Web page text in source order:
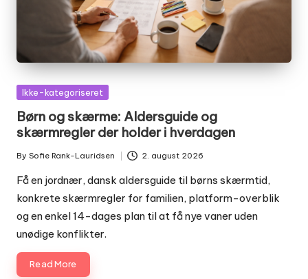
Posted
Ikke-kategoriseret
Børn og skærme: Aldersguide og
skærmregler der holder i hverdagen
Posted
by
By Sofie Rank-Lauridsen 2. august 2026
Få en jordnær, dansk aldersguide til børns skærmtid,
konkrete skærmregler for familien, platform-overblik
og en enkel 14-dages plan til at få nye vaner uden
unødige konflikter.
Read More